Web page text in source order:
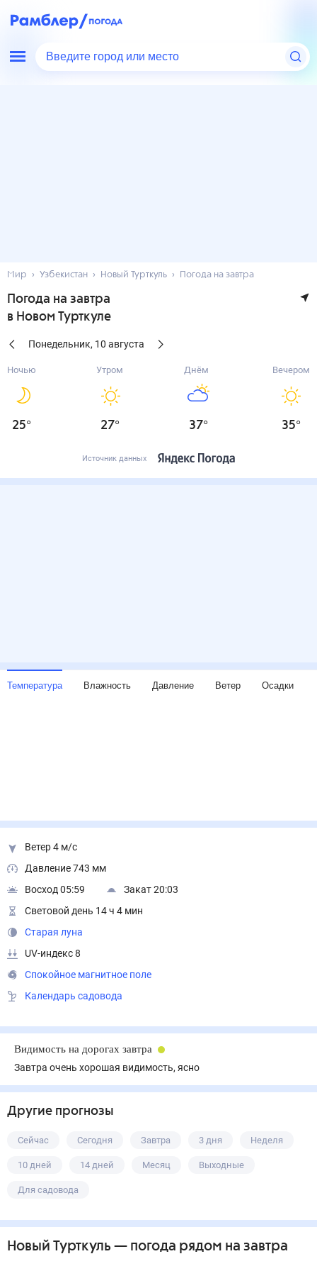
Введите город или место
Мир Узбекистан Новый Турткуль Погода на завтра
Погода на завтра
в Новом Турткуле
Понедельник, 10 августа
Ночью
25°
Утром
27°
Днём
37°
Вечером
35°
Источник данных
Температура Влажность Давление Ветер Осадки
Ветер 4 м/с
Давление 743 мм
Восход 05:59
Закат 20:03
Световой день 14 ч 4 мин
Старая луна
UV-индекс 8
Спокойное магнитное поле
Календарь садовода
Видимость на дорогах завтра
Завтра очень хорошая видимость, ясно
Другие прогнозы
Сейчас Сегодня Завтра 3 дня Неделя
10 дней 14 дней Месяц Выходные
Для садовода
Новый Турткуль — погода рядом на завтра